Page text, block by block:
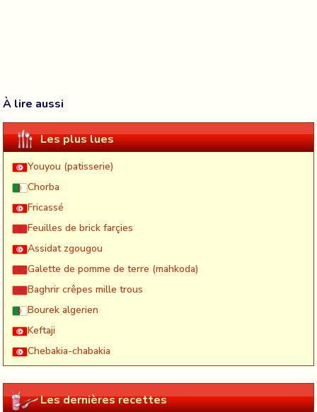
À lire aussi
Les plus lues
Youyou (patisserie)
Chorba
Fricassé
Feuilles de brick farçies
Assidat zgougou
Galette de pomme de terre (mahkoda)
Baghrir crêpes mille trous
Bourek algerien
Keftaji
Chebakia-chabakia
Les dernières recettes